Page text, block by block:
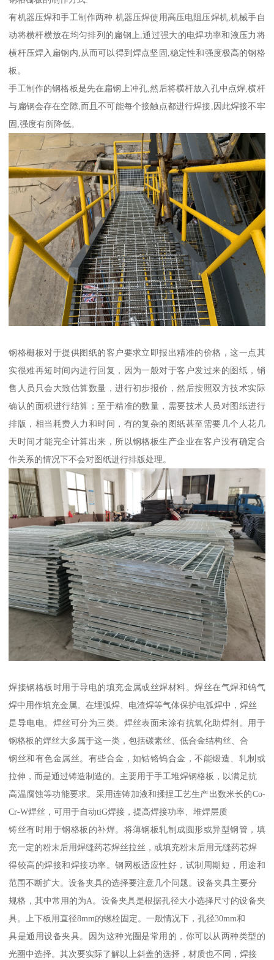
有机器压焊和手工制作两种.机器压焊使用高压电阻压焊机,机械手自
动将横杆横放在均匀排列的扁钢上,通过强大的电焊功率和液压力将
横杆压焊入扁钢内,从而可以得到焊点坚固,稳定性和强度极高的钢格
板。
手工制作的钢格板是先在扁钢上冲孔,然后将横杆放入孔中点焊,横杆
与扁钢会存在空隙,而且不可能每个接触点都进行焊接,因此焊接不牢
固,强度有所降低。
钢格栅板对于提供图纸的客户要求立即报出精准的价格，这一点其
实很难再短时间内进行回复，因为一般对于客户发过来的图纸，销
售人员只会大致估算数量，进行初步报价，然后按照双方技术实际
确认的面积进行结算；至于精准的数量，需要技术人员对图纸进行
排版，相当耗费人力和时间，有的复杂的图纸甚至需要几个人花几
天时间才能完全计算出来，所以钢格板生产企业在客户没有确定合
作关系的情况下不会对图纸进行排版处理。
焊接钢格板时用于导电的填充金属或丝焊材料。焊丝在气焊和钨气
焊中用作填充金属。在埋弧焊、电渣焊等气体保护电弧焊中，焊丝
是导电电。焊丝可分为三类。焊丝表面未涂有抗氧化助焊剂。用于
钢格板的焊丝大多属于这一类，包括碳素丝、低合金结构丝、合
钢丝和有色金属丝。有些合金，如钴铬钨合金，不能锻造、轧制或
拉伸，而是通过铸造制造的。主要用于手工堆焊钢格板，以满足抗
高温腐蚀等功能要求。采用连铸加液和揉捏工艺生产出数米长的Co-
Cr-W焊丝，可用于自动tiG焊接，提高焊接功率、堆焊层质
铸丝有时用于钢格板的补焊。将薄钢板轧制成圆形或异型钢管，填
充一定的粉末后用焊缝药芯焊丝拉丝，或填充粉末后用无缝药芯焊
得较高的焊接和焊接功率。钢网板适应性好，试制周期短，用途和
范围不断扩大。设备夹具的选择要注意几个问题。设备夹具主要分
规格，其中常用的为A。设备夹具是根据孔径大小选择尺寸的设备夹
具。上下板用直径8mm的螺栓固定。一般情况下，孔径30mm和
具是通用设备夹具。因为这种光圈是常用的，你可以从两种类型的
光圈中选择。其次要实际了解以上斜盖的选择，材质也不同，焊接